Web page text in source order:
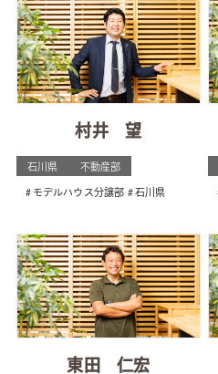
村井 望
石川県 不動産部
モデルハウス分譲部 石川県
東田 仁宏